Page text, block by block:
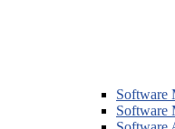
Software
Software